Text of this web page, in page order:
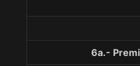
6a.-